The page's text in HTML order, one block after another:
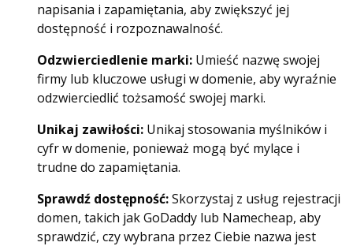
napisania i zapamiętania, aby zwiększyć jej
dostępność i rozpoznawalność.
Odzwierciedlenie marki: Umieść nazwę swojej
firmy lub kluczowe usługi w domenie, aby wyraźnie
odzwierciedlić tożsamość swojej marki.
Unikaj zawiłości: Unikaj stosowania myślników i
cyfr w domenie, ponieważ mogą być mylące i
trudne do zapamiętania.
Sprawdź dostępność:Skorzystaj z usług rejestracji
domen, takich jak GoDaddy lub Namecheap, aby
sprawdzić, czy wybrana przez Ciebie nazwa jest